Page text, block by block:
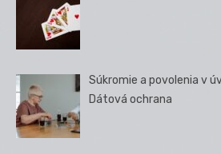
Súkromie a povolenia v
Dátová ochrana